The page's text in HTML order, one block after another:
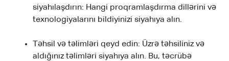
siyahılaşdırın: Hangi proqramlaşdırma dillərini və
texnologiyalarını bildiyinizi siyahıya alın.
Təhsil və təlimləri qeyd edin: Üzrə təhsiliniz və
aldığınız təlimləri siyahıya alın. Bu, təcrübə